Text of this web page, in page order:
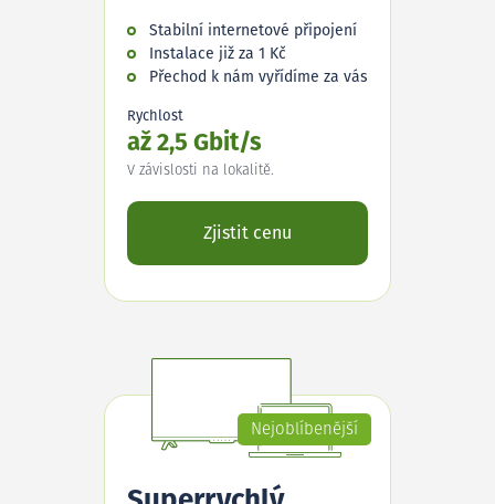
Stabilní internetové připojení
Instalace již za 1 Kč
Přechod k nám vyřídíme za vás
Rychlost
až 2,5 Gbit/s
V závislosti na lokalitě.
Zjistit cenu
Nejoblíbenější